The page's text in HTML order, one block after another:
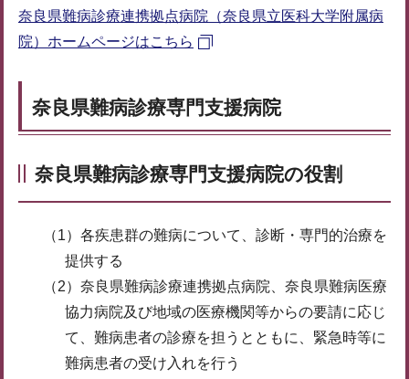
奈良県難病診療連携拠点病院（奈良県立医科大学附属病
院）ホームページはこちら
奈良県難病診療専門支援病院
奈良県難病診療専門支援病院の役割
（1）各疾患群の難病について、診断・専門的治療を
提供する
（2）奈良県難病診療連携拠点病院、奈良県難病医療
協力病院及び地域の医療機関等からの要請に応じ
て、難病患者の診療を担うとともに、緊急時等に
難病患者の受け入れを行う